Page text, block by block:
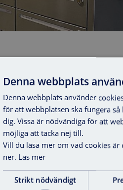
solutions that simplify and
Denna webbplats
Denna webbplats använder
för att webbplatsen ska fungera
dig. Vissa är nödvändiga för att
möjliga att tacka nej till.
Vill du läsa mer om vad cookies är
ner. Läs mer
Strikt nödvändigt